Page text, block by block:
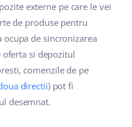
externe pe care le vei
de produse pentru
ocupa de sincronizarea
si depozitul
comenzile de pe
directii) pot fi
desemnat.